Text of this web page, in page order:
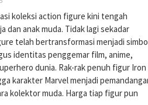
koleksi action figure kini tengah
dan anak muda. Tidak lagi sekadar
telah bertransformasi menjadi
identitas penggemar film, anime,
dunia. Rak-rak penuh figur Iron
karakter Marvel menjadi
kolektor muda. Harga tiap figur pun